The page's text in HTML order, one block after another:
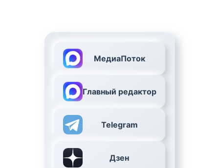
МедиаПоток
Главный редактор
Telegram
Дзен